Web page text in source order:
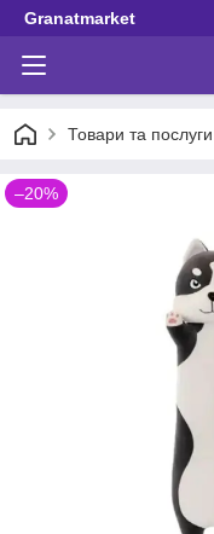
Granatmarket
Товари та послуги
–20%